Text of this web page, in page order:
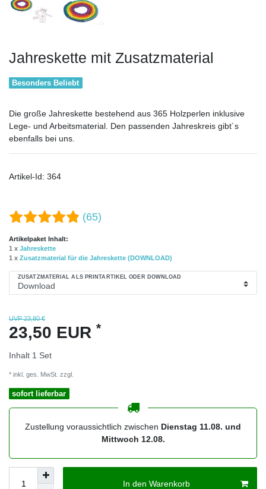
Jahreskette mit Zusatzmaterial
Besonders Beliebt
Die große Jahreskette bestehend aus 365 Holzperlen inklusive
Lege- und Arbeitsmaterial. Den passenden Jahreskreis gibt´s
ebenfalls bei uns.
Artikel-Id: 364
(65)
Artikelpaket Inhalt:
1 x Jahreskette
1 x Zusatzmaterial für die Jahreskette (DOWNLOAD)
ZUSATZMATERIAL ALS PRINTARTIKEL ODER DOWNLOAD
UVP 23,80 €
23,50 EUR *
Inhalt 1 Set
* inkl. ges. MwSt. zzgl.
sofort lieferbar
Zustellung voraussichtlich zwischen Dienstag 11.08. und
Mittwoch 12.08.
In den Warenkorb